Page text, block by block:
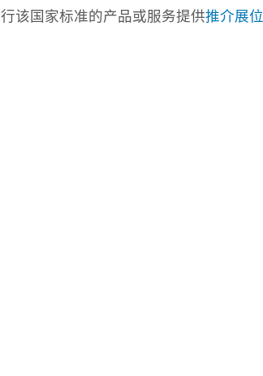
该国家标准的产品或服务提供推介展位